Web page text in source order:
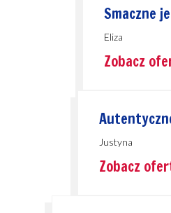
Smaczne
Eliza
Zobacz
Justyna
Zobacz